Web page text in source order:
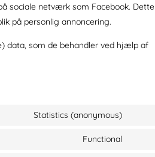
sociale netværk som Facebook. Dette
på personlig annoncering.
data, som de behandler ved hjælp af
Statistics (anonymous)
Functional